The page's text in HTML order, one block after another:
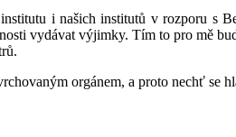
i našich institutů v rozporu s
vydávat výjimky. Tím to pro mě
orgánem, a proto nechť se